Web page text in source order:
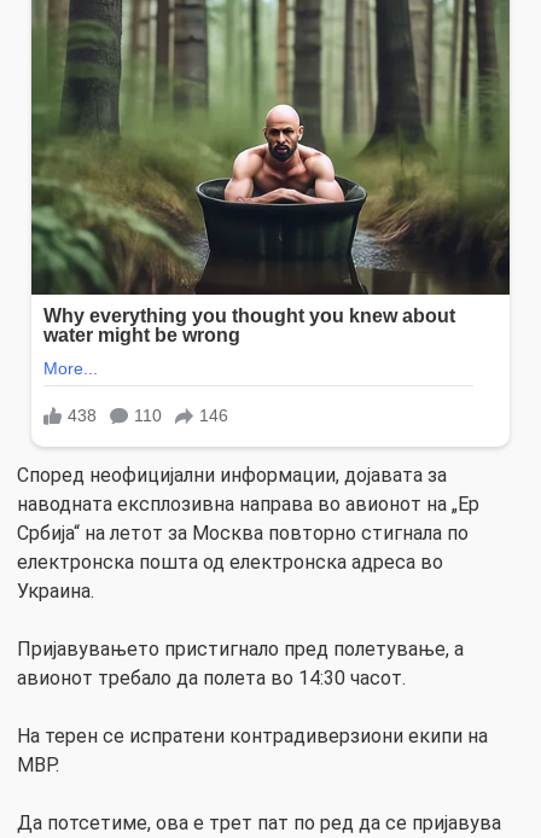
Според неофицијални информации, дојавата за
наводната експлозивна направа во авионот на „Ер
Србија“ на летот за Москва повторно стигнала по
електронска пошта од електронска адреса во
Украина.
Пријавувањето пристигнало пред полетување, а
авионот требало да полета во 14:30 часот.
На терен се испратени контрадиверзиони екипи на
МВР.
Да потсетиме, ова е трет пат по ред да се пријавува